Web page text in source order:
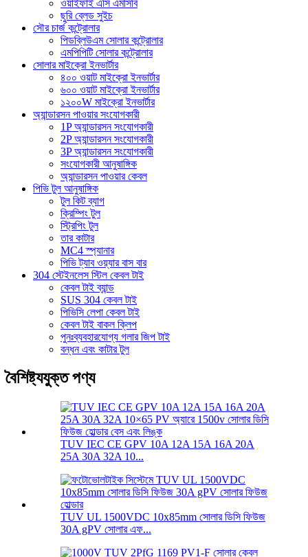
ওয়াইফাই এসি এমসিবি
ছুরি ব্লেড সুইচ
সৌর চার্জ কন্ট্রোলার
পিডব্লিউএম সোলার কন্ট্রোলার
এমপিপিটি সোলার কন্ট্রোলার
সোলার মাইক্রো ইনভার্টার
৪০০ ওয়াট মাইক্রো ইনভার্টার
৬০০ ওয়াট মাইক্রো ইনভার্টার
১২০০W মাইক্রো ইনভার্টার
অ্যান্ডারসন পাওয়ার সংযোগকারী
1P অ্যান্ডারসন সংযোগকারী
2P অ্যান্ডারসন সংযোগকারী
3P অ্যান্ডারসন সংযোগকারী
সংযোগকারী আনুষাঙ্গিক
অ্যান্ডারসন পাওয়ার কেবল
পিভি টুল আনুষাঙ্গিক
টুল কিট ব্যাগ
ক্রিম্পিং টুল
স্ট্রিপিং টুল
তার কাটার
MC4 স্প্যানার
পিভি ট্যাব ওয়্যার বাস বার
304 স্টেইনলেস স্টিল কেবল টাই
কেবল টাই ব্যান্ড
SUS 304 কেবল টাই
পিভিসি লেপা কেবল টাই
কেবল টাই বাকল ক্লিপ
পুনঃব্যবহারযোগ্য গলার জিপ টাই
বন্ধন এবং কাটার টুল
বৈশিষ্ট্যযুক্ত পণ্য
TUV IEC CE GPV 10A 12A 15A 16A 20A
25A 30A 32A 10...
TUV UL 1500VDC 10x85mm সোলার ডিসি ফিউজ
30A gPV সোলার এফ...